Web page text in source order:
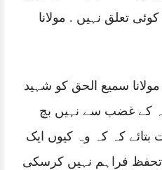
تعلق نہیں . مولانا
سمیع الحق کو شہید
کے غضب سے نہیں بچ
بتائے کہ کہ وہ کیوں ایک
تحفظ فراہم نہیں کرسکی